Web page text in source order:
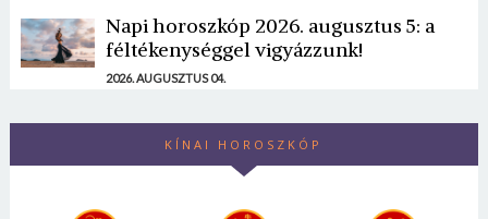
Napi horoszkóp 2026. augusztus 5: a
féltékenységgel vigyázzunk!
2026. AUGUSZTUS 04.
KÍNAI HOROSZKÓP